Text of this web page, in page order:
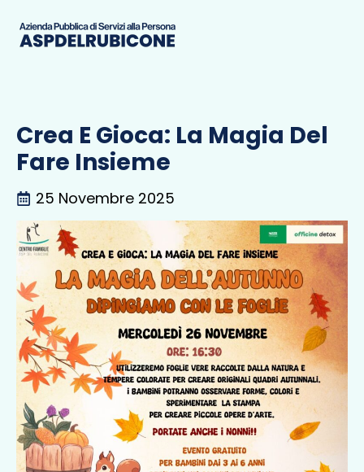
Crea E Gioca: La Magia Del
Fare Insieme
25 Novembre 2025